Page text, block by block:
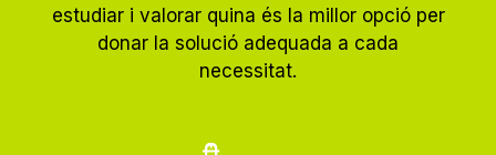
estudiar i valorar quina és la millor opció per
donar la solució adequada a cada
necessitat.